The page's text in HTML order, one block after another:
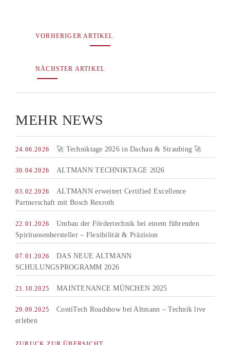
VORHERIGER ARTIKEL
NÄCHSTER ARTIKEL
MEHR NEWS
24.06.2026 🚀 Techniktage 2026 in Dachau & Straubing 🚀
30.04.2026 ALTMANN TECHNIKTAGE 2026
03.02.2026
ALTMANN erweitert Certified Excellence
Partnerschaft mit Bosch Rexroth
22.01.2026
Umbau der Fördertechnik bei einem führenden
Spirituosenhersteller – Flexibilität & Präzision
07.01.2026
DAS NEUE ALTMANN
SCHULUNGSPROGRAMM 2026
21.10.2025 MAINTENANCE MÜNCHEN 2025
29.09.2025
ContiTech Roadshow bei Altmann – Technik live
erleben